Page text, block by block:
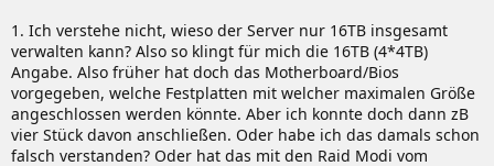
1. Ich verstehe nicht, wieso der Server nur 16TB insgesamt
verwalten kann? Also so klingt für mich die 16TB (4*4TB)
Angabe. Also früher hat doch das Motherboard/Bios
vorgegeben, welche Festplatten mit welcher maximalen Größe
angeschlossen werden könnte. Aber ich konnte doch dann zB
vier Stück davon anschließen. Oder habe ich das damals schon
falsch verstanden? Oder hat das mit den Raid Modi vom